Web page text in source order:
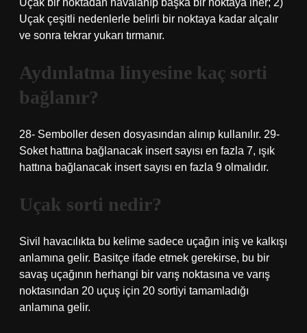
Uçak bir noktadan havalanıp başka bir noktaya iner; 2)
Uçak çeşitli nedenlerle belirli bir noktaya kadar alçalır
ve sonra tekrar yukarı tırmanır.
Aydınlatma linyesine kaç sorti
bağlanır?
28- Semboller desen dosyasından alınıp kullanılır. 29-
Soket hattına bağlanacak insert sayısı en fazla 7, ışık
hattına bağlanacak insert sayısı en fazla 9 olmalıdır.
Uçak sorti nedir?
Sivil havacılıkta bu kelime sadece uçağın iniş ve kalkışı
anlamına gelir. Basitçe ifade etmek gerekirse, bu bir
savaş uçağının herhangi bir varış noktasına ve varış
noktasından 20 uçuş için 20 sortiyi tamamladığı
anlamına gelir.